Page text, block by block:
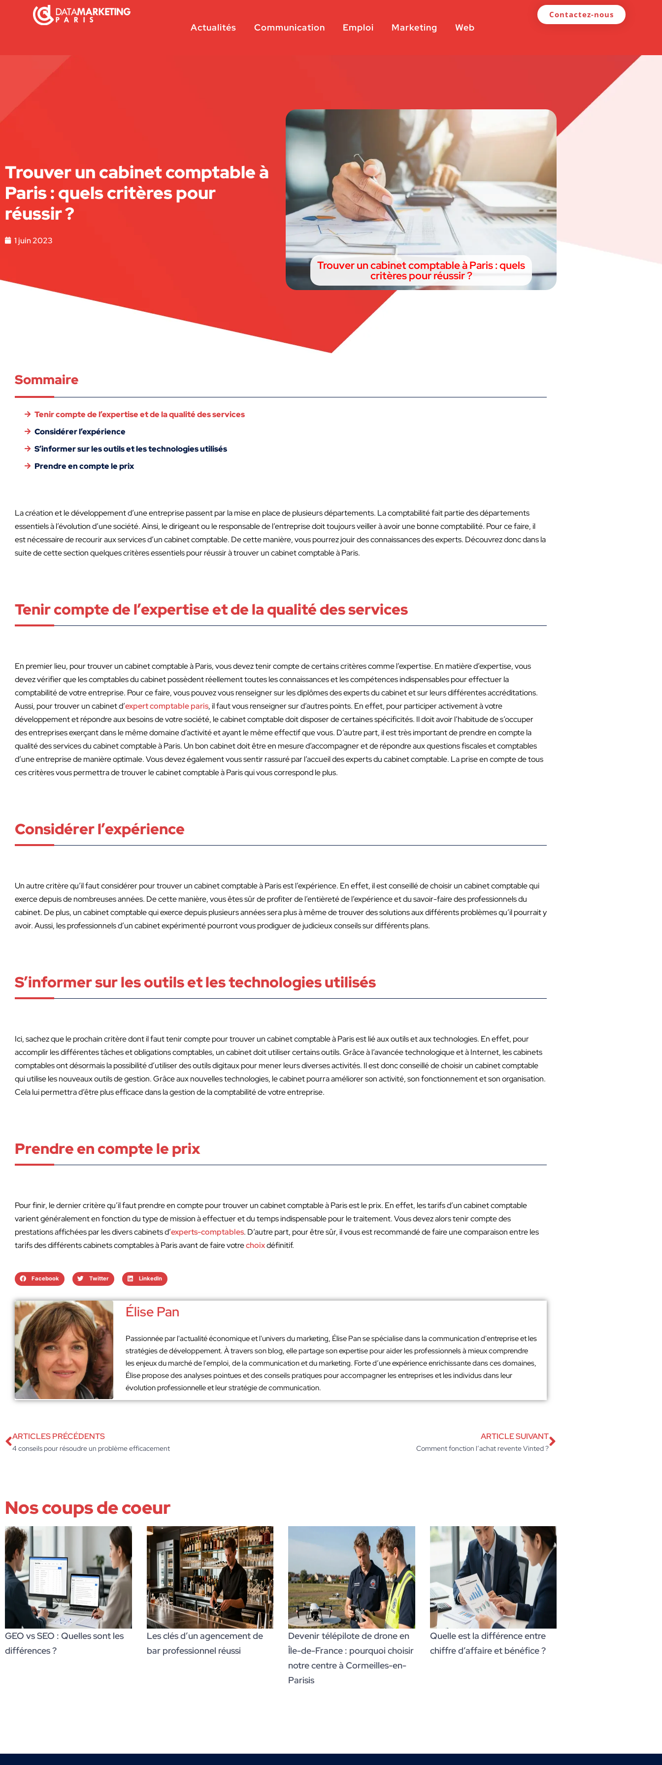
Actualités Communication Emploi Marketing Web
Contactez-nous
Trouver un cabinet comptable à
Paris : quels critères pour
réussir ?
1 juin 2023
Trouver un cabinet comptable à Paris : quels
critères pour réussir ?
Sommaire
Tenir compte de l’expertise et de la qualité des services
Considérer l’expérience
S’informer sur les outils et les technologies utilisés
Prendre en compte le prix
La création et le développement d’une entreprise passent par la mise en place de plusieurs départements. La comptabilité fait partie des départements
essentiels à l’évolution d’une société. Ainsi, le dirigeant ou le responsable de l’entreprise doit toujours veiller à avoir une bonne comptabilité. Pour ce faire, il
est nécessaire de recourir aux services d’un cabinet comptable. De cette manière, vous pourrez jouir des connaissances des experts. Découvrez donc dans la
suite de cette section quelques critères essentiels pour réussir à trouver un cabinet comptable à Paris.
Tenir compte de l’expertise et de la qualité des services
En premier lieu, pour trouver un cabinet comptable à Paris, vous devez tenir compte de certains critères comme l’expertise. En matière d’expertise, vous
devez vérifier que les comptables du cabinet possèdent réellement toutes les connaissances et les compétences indispensables pour effectuer la
comptabilité de votre entreprise. Pour ce faire, vous pouvez vous renseigner sur les diplômes des experts du cabinet et sur leurs différentes accréditations.
Aussi, pour trouver un cabinet d’expert comptable paris, il faut vous renseigner sur d’autres points. En effet, pour participer activement à votre
développement et répondre aux besoins de votre société, le cabinet comptable doit disposer de certaines spécificités. Il doit avoir l’habitude de s’occuper
des entreprises exerçant dans le même domaine d’activité et ayant le même effectif que vous. D’autre part, il est très important de prendre en compte la
qualité des services du cabinet comptable à Paris. Un bon cabinet doit être en mesure d’accompagner et de répondre aux questions fiscales et comptables
d’une entreprise de manière optimale. Vous devez également vous sentir rassuré par l’accueil des experts du cabinet comptable. La prise en compte de tous
ces critères vous permettra de trouver le cabinet comptable à Paris qui vous correspond le plus.
Considérer l’expérience
Un autre critère qu’il faut considérer pour trouver un cabinet comptable à Paris est l’expérience. En effet, il est conseillé de choisir un cabinet comptable qui
exerce depuis de nombreuses années. De cette manière, vous êtes sûr de profiter de l’entièreté de l’expérience et du savoir-faire des professionnels du
cabinet. De plus, un cabinet comptable qui exerce depuis plusieurs années sera plus à même de trouver des solutions aux différents problèmes qu’il pourrait y
avoir. Aussi, les professionnels d’un cabinet expérimenté pourront vous prodiguer de judicieux conseils sur différents plans.
S’informer sur les outils et les technologies utilisés
Ici, sachez que le prochain critère dont il faut tenir compte pour trouver un cabinet comptable à Paris est lié aux outils et aux technologies. En effet, pour
accomplir les différentes tâches et obligations comptables, un cabinet doit utiliser certains outils. Grâce à l’avancée technologique et à Internet, les cabinets
comptables ont désormais la possibilité d’utiliser des outils digitaux pour mener leurs diverses activités. Il est donc conseillé de choisir un cabinet comptable
qui utilise les nouveaux outils de gestion. Grâce aux nouvelles technologies, le cabinet pourra améliorer son activité, son fonctionnement et son organisation.
Cela lui permettra d’être plus efficace dans la gestion de la comptabilité de votre entreprise.
Prendre en compte le prix
Pour finir, le dernier critère qu’il faut prendre en compte pour trouver un cabinet comptable à Paris est le prix. En effet, les tarifs d’un cabinet comptable
varient généralement en fonction du type de mission à effectuer et du temps indispensable pour le traitement. Vous devez alors tenir compte des
prestations affichées par les divers cabinets d’experts-comptables. D’autre part, pour être sûr, il vous est recommandé de faire une comparaison entre les
tarifs des différents cabinets comptables à Paris avant de faire votrechoixdéfinitif.
Facebook Twitter LinkedIn
Élise Pan
Passionnée par l'actualité économique et l'univers du marketing, Élise Pan se spécialise dans la communication d'entreprise et les
stratégies de développement. À travers son blog, elle partage son expertise pour aider les professionnels à mieux comprendre
les enjeux du marché de l'emploi, de la communication et du marketing. Forte d’une expérience enrichissante dans ces domaines,
Élise propose des analyses pointues et des conseils pratiques pour accompagner les entreprises et les individus dans leur
évolution professionnelle et leur stratégie de communication.
ARTICLES PRÉCÉDENTS
4 conseils pour résoudre un problème efficacement
ARTICLE SUIVANT
Comment fonction l’achat revente Vinted ?
Nos coups de coeur
GEO vs SEO : Quelles sont les
différences ?
Les clés d’un agencement de
bar professionnel réussi
Devenir télépilote de drone en
Île-de-France : pourquoi choisir
notre centre à Cormeilles-en-
Parisis
Quelle est la différence entre
chiffre d’affaire et bénéfice ?